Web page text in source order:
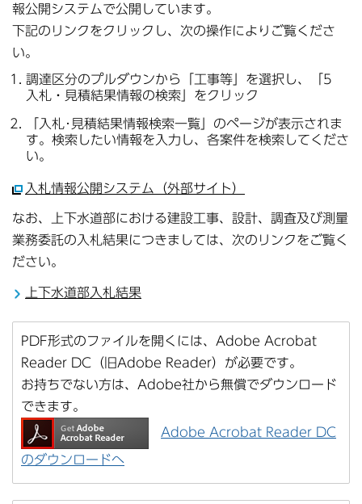
報公開システムで公開しています。
下記のリンクをクリックし、次の操作によりご覧くださ
い。
調達区分のプルダウンから「工事等」を選択し、「5
入札・見積結果情報の検索」をクリック
「入札･見積結果情報検索一覧」のページが表示されま
す。検索したい情報を入力し、各案件を検索してくださ
い。
入札情報公開システム（外部サイト）
なお、上下水道部における建設工事、設計、調査及び測量
業務委託の入札結果につきましては、次のリンクをご覧く
ださい。
上下水道部入札結果
PDF形式のファイルを開くには、Adobe Acrobat
Reader DC（旧Adobe Reader）が必要です。
お持ちでない方は、Adobe社から無償でダウンロード
できます。
Adobe Acrobat Reader DC
のダウンロードへ